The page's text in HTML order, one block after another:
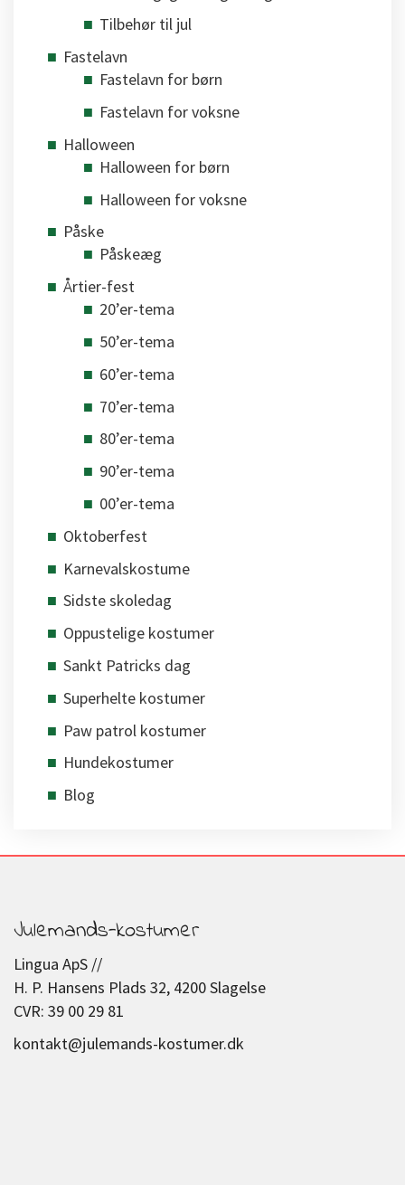
Tilbehør til jul
Fastelavn
Fastelavn for børn
Fastelavn for voksne
Halloween
Halloween for børn
Halloween for voksne
Påske
Påskeæg
Årtier-fest
20’er-tema
50’er-tema
60’er-tema
70’er-tema
80’er-tema
90’er-tema
00’er-tema
Oktoberfest
Karnevalskostume
Sidste skoledag
Oppustelige kostumer
Sankt Patricks dag
Superhelte kostumer
Paw patrol kostumer
Hundekostumer
Blog
Julemands-kostumer
Lingua ApS //
H. P. Hansens Plads 32, 4200 Slagelse
CVR: 39 00 29 81
kontakt@julemands-kostumer.dk